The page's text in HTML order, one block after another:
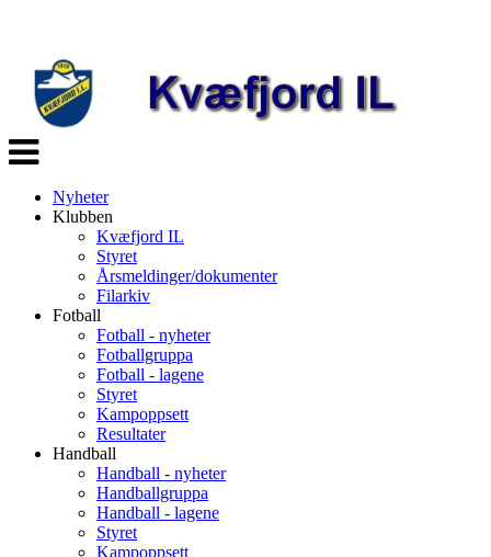
Veksle
navigasjon
Nyheter
Klubben
Kvæfjord IL
Styret
Årsmeldinger/dokumenter
Filarkiv
Fotball
Fotball - nyheter
Fotballgruppa
Fotball - lagene
Styret
Kampoppsett
Resultater
Handball
Handball - nyheter
Handballgruppa
Handball - lagene
Styret
Kampoppsett